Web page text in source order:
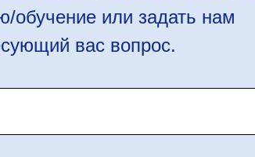
обучение или задать нам
вас вопрос.